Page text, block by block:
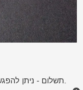
תשלום - ניתן להפגש בבאר שבע/פייפאל/העברה בדואר/העברה לחשבון בנק.